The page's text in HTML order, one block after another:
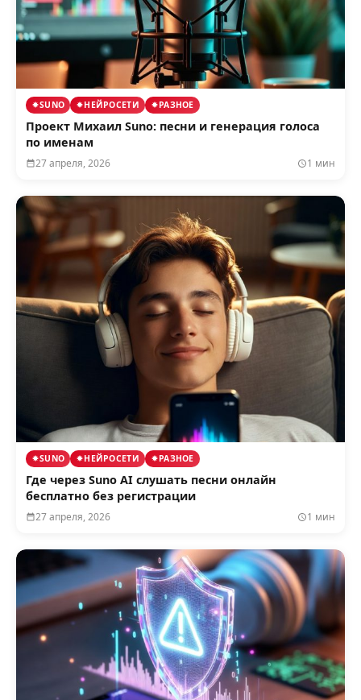
SUNO НЕЙРОСЕТИ РАЗНОЕ
Проект Михаил Suno: песни и генерация голоса
по именам
27 апреля, 2026 1 мин
SUNO НЕЙРОСЕТИ РАЗНОЕ
Где через Suno AI слушать песни онлайн
бесплатно без регистрации
27 апреля, 2026 1 мин